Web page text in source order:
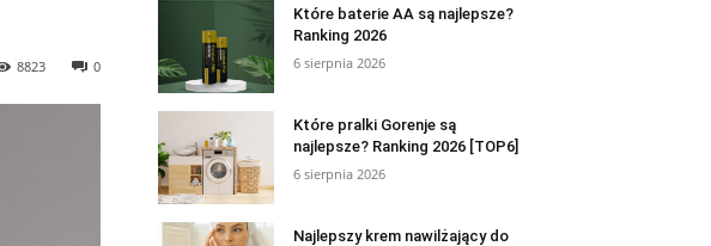
0
8823
Które baterie AA są najlepsze?
Ranking 2026
6 sierpnia 2026
Które pralki Gorenje są
najlepsze? Ranking 2026 [TOP6]
6 sierpnia 2026
Najlepszy krem nawilżający do